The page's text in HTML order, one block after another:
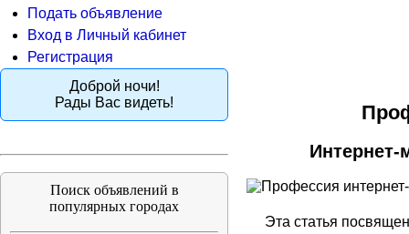
Подать объявление
Вход в Личный кабинет
Регистрация
Интернет-
Эта статья
Доброй ночи!
Рады Вас видеть!
Поиск объявлений в
популярных городах